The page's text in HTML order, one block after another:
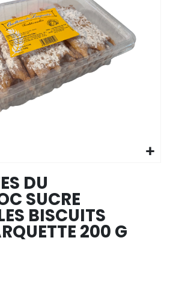
DU
SUCRE
BISCUITS
200 G